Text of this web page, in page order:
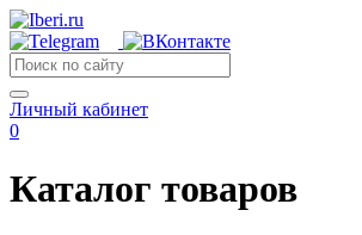
Личный кабинет
0
Каталог товаров